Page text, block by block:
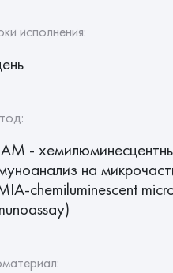
исполнения:
-
на
chemiluminescent